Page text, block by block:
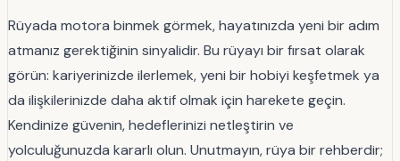
Rüyada motora binmek görmek, hayatınızda yeni bir adım
atmanız gerektiğinin sinyalidir. Bu rüyayı bir fırsat olarak
görün: kariyerinizde ilerlemek, yeni bir hobiyi keşfetmek ya
da ilişkilerinizde daha aktif olmak için harekete geçin.
Kendinize güvenin, hedeflerinizi netleştirin ve
yolculuğunuzda kararlı olun. Unutmayın, rüya bir rehberdir;